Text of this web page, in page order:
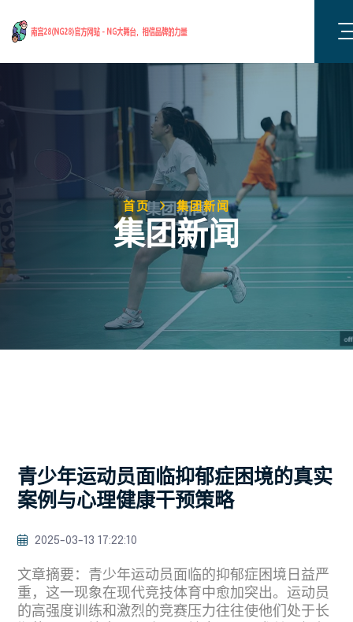
首页 集团新闻
集团新闻
青少年运动员面临抑郁症困境的真实
案例与心理健康干预策略
2025-03-13 17:22:10
文章摘要：青少年运动员面临的抑郁症困境日益严
重，这一现象在现代竞技体育中愈加突出。运动员
的高强度训练和激烈的竞赛压力往往使他们处于长